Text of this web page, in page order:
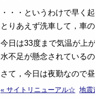
・・・というわけで早く
とりあえず洗車して，車
今日は33度まで気温が上
水不足が懸念されている
さて，今日は夜勤なので
« サイトリニューアル☆ 地震